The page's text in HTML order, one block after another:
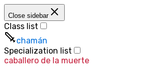
Close sidebar
Class list
chamán
Specialization list
caballero de la muerte